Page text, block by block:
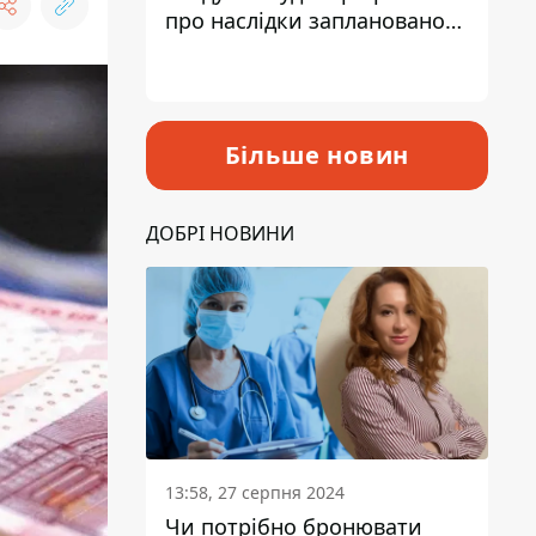
про наслідки запланованого
Більше новин
ДОБРІ НОВИНИ
13:58, 27 серпня 2024
Чи потрібно бронювати